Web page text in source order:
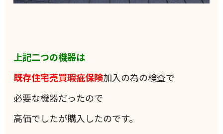
上記二つの機器は
既存住宅売買瑕疵保険加入の為の検査で
必要な機器だったので
高価でしたが購入したのです。